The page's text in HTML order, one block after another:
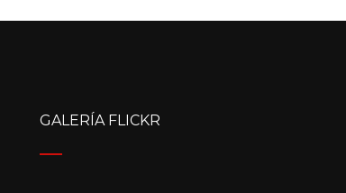
GALERÍA FLICKR